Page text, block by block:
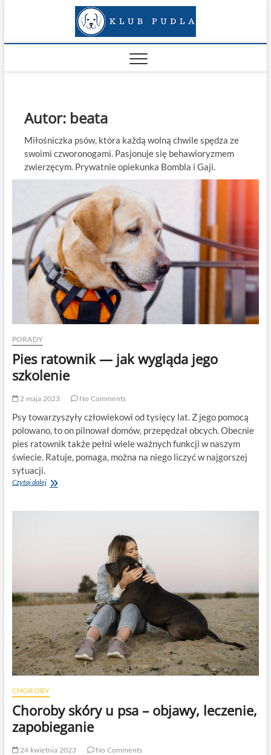
Pudla
Autor: beata
Miłośniczka psów, która każdą wolną chwile spędza ze
swoimi czworonogami. Pasjonuje się behawioryzmem
zwierzęcym. Prywatnie opiekunka Bombla i Gaji.
PORADY
Pies ratownik — jak wygląda jego
szkolenie
2 maja 2023 No Comments
Psy towarzyszyły człowiekowi od tysięcy lat. Z jego pomocą
polowano, to on pilnował domów, przepędzał obcych. Obecnie
pies ratownik także pełni wiele ważnych funkcji w naszym
świecie. Ratuje, pomaga, można na niego liczyć w najgorszej
sytuacji.
Czytaj dalejPies
CHOROBY
Choroby skóry u psa – objawy, leczenie,
zapobieganie
24 kwietnia 2023 No Comments